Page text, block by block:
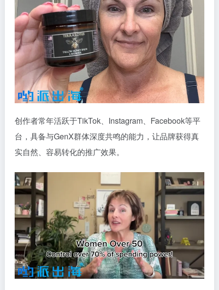
创作者常年活跃于TikTok、Instagram、Facebook等平
台，具备与GenX群体深度共鸣的能力，让品牌获得真
实自然、容易转化的推广效果。